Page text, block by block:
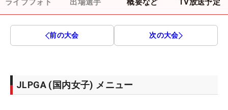
ライブフォト 出場選手 概要など TV放送予定
前の大会 次の大会
JLPGA (国内女子) メニュー